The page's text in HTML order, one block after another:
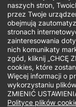
naszych stron,
przez Twoje
obejmują
stronach
zainteresowania
nich komunikaty
zgód, kliknij „CHCĘ
cookies, które
Więcej informacji o
wykorzystaniu
ZMIENIĆ
Polityce plików